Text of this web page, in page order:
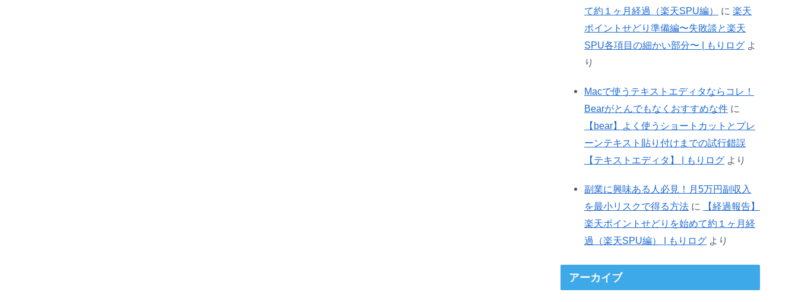
て約１ヶ月経過（楽天SPU編）
に 楽天
ポイントせどり準備編〜失敗談と楽天
SPU各項目の細かい部分〜 | もりログ よ
り
Macで使うテキストエディタならコレ！
Bearがとんでもなくおすすめな件 に
【bear】よく使うショートカットとプレ
ーンテキスト貼り付けまでの試行錯誤
【テキストエディタ】 | もりログ より
副業に興味ある人必見！月5万円副収入
を最小リスクで得る方法 に
【経過報告】
楽天ポイントせどりを始めて約１ヶ月経
過（楽天SPU編） | もりログ より
アーカイブ